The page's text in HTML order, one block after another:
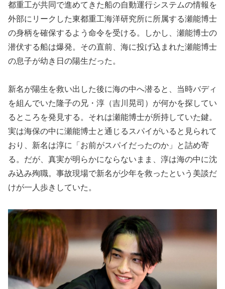
都重工が共同で進めてきた船の自動運行システムの情報を
外部にリークした東都重工海洋研究所に所属する瀬能博士
の身柄を確保するよう命令を受ける。しかし、瀬能博士の
潜伏する船は爆発。その直前、海に投げ込まれた瀬能博士
の息子が幼き日の陽生だった。
新名が陽生を救い出した後に海の中へ潜ると、当時バディ
を組んでいた隆子の兄・淳（吉川晃司）が何かを探してい
るところを発見する。それは瀬能博士が所持していた鍵。
実は海保の中に瀬能博士と通じるスパイがいると見られて
おり、新名は淳に「お前がスパイだったのか」と詰め寄
る。だが、真実が明らかにならないまま、淳は海の中に沈
み込み殉職。事故現場で新名が少年を救ったという美談だ
けが一人歩きしていた。